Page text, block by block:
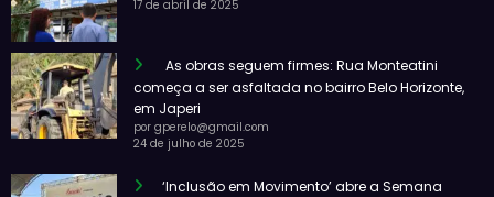
17 de abril de 2025
As obras seguem firmes: Rua Monteatini
começa a ser asfaltada no bairro Belo Horizonte,
em Japeri
por gperelo@gmail.com
24 de julho de 2025
‘Inclusão em Movimento’ abre a Semana